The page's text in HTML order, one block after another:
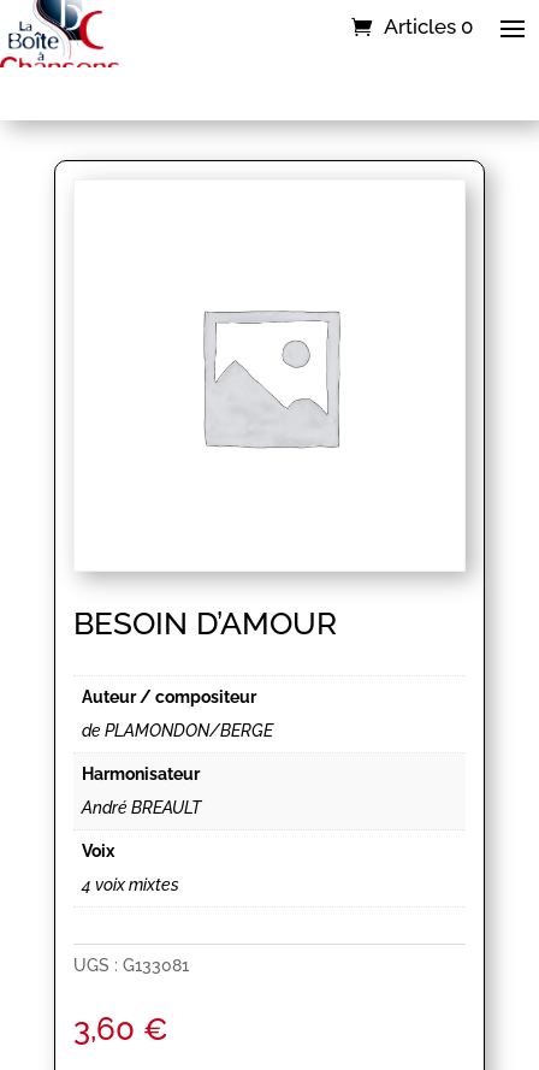
Articles 0
BESOIN D’AMOUR
Auteur / compositeur
de PLAMONDON/BERGE
Harmonisateur
André BREAULT
Voix
4 voix mixtes
UGS : G133081
3,60 €